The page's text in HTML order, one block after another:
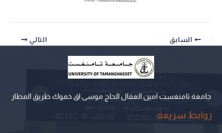
السابق التالي
جامعة تامنغست امين العقال الحاج موسى اق خموك طريق المطار
روابط سريعة